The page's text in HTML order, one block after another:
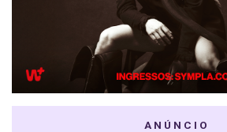
ANÚNCIO